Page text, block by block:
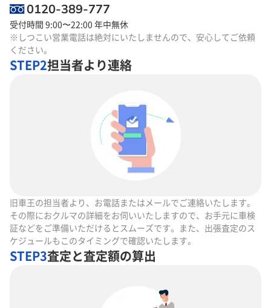
0120-389-777
受付時間 9:00〜22:00 年中無休
※しつこい営業電話は絶対にいたしませんので、安心してご依頼
ください。
STEP2担当者より連絡
旧車王の担当者より、お電話またはメールでご連絡いたします。
その際におクルマの詳細をお伺いいたしますので、お手元に車検
証などをご準備いただけるとスムーズです。また、出張査定のス
ケジュールもこのタイミングで確認いたします。
STEP3査定と査定額の算出